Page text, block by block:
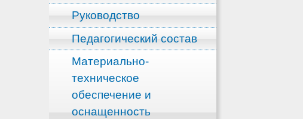
Руководство
Педагогический состав
Материально-
техническое
обеспечение и
оснащенность